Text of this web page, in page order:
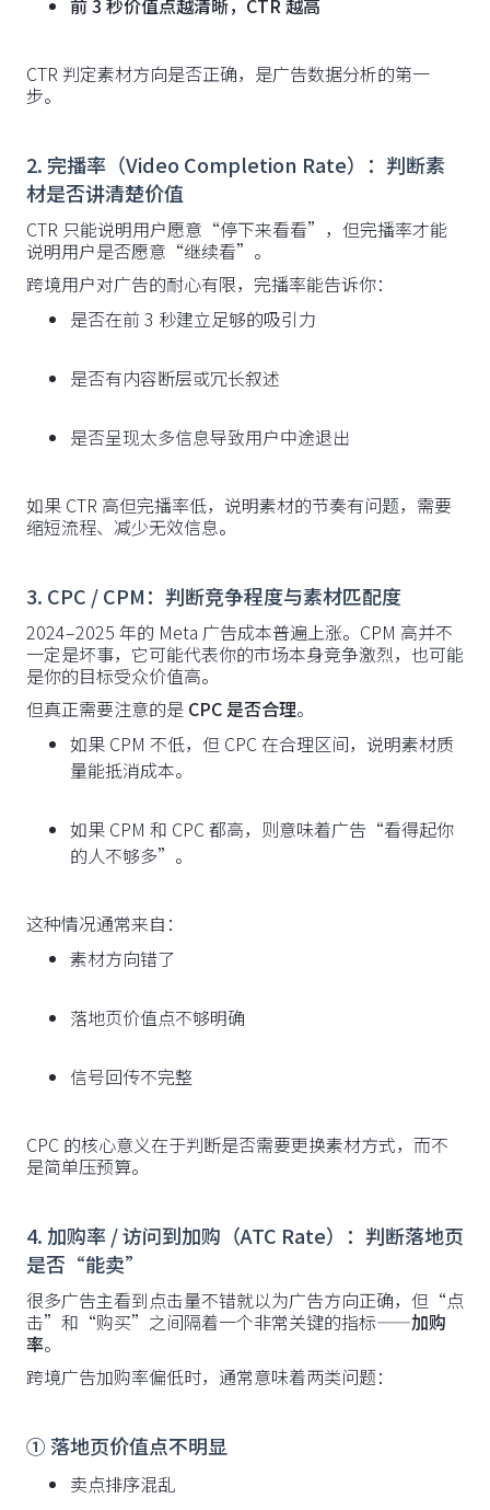
前 3 秒价值点越清晰，CTR 越高
CTR 判定素材方向是否正确，是广告数据分析的第一
步。
2. 完播率（Video Completion Rate）：判断素
材是否讲清楚价值
CTR 只能说明用户愿意“停下来看看”，但完播率才能
说明用户是否愿意“继续看”。
跨境用户对广告的耐心有限，完播率能告诉你：
是否在前 3 秒建立足够的吸引力
是否有内容断层或冗长叙述
是否呈现太多信息导致用户中途退出
如果 CTR 高但完播率低，说明素材的节奏有问题，需要
缩短流程、减少无效信息。
3. CPC / CPM：判断竞争程度与素材匹配度
2024–2025 年的 Meta 广告成本普遍上涨。CPM 高并不
一定是坏事，它可能代表你的市场本身竞争激烈，也可能
是你的目标受众价值高。
但真正需要注意的是 CPC 是否合理。
如果 CPM 不低，但 CPC 在合理区间，说明素材质
量能抵消成本。
如果 CPM 和 CPC 都高，则意味着广告“看得起你
的人不够多”。
这种情况通常来自：
素材方向错了
落地页价值点不够明确
信号回传不完整
CPC 的核心意义在于判断是否需要更换素材方式，而不
是简单压预算。
4. 加购率 / 访问到加购（ATC Rate）：判断落地页
是否“能卖”
很多广告主看到点击量不错就以为广告方向正确，但“点
击”和“购买”之间隔着一个非常关键的指标——加购
率。
跨境广告加购率偏低时，通常意味着两类问题：
① 落地页价值点不明显
卖点排序混乱